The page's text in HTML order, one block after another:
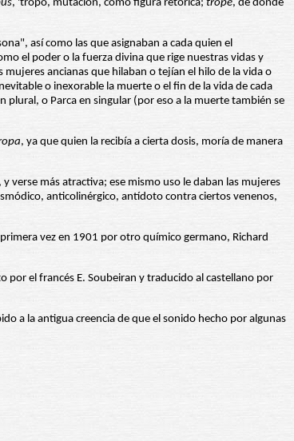
, 'tropo, mutación, como figura retórica; trope, de donde
así como las que asignaban a cada quien el
el poder o la fuerza divina que rige nuestras vidas y
ancianas que hilaban o tejían el hilo de la vida o
o inexorable la muerte o el fin de la vida de cada
plural, o Parca en singular (por eso a la muerte también se
, ya que quien la recibía a cierta dosis, moría de manera
verse más atractiva; ese mismo uso le daban las mujeres
anticolinérgico, antídoto contra ciertos venenos,
vez en 1901 por otro químico germano, Richard
por el francés E. Soubeiran y traducido al castellano por
a la antigua creencia de que el sonido hecho por algunas